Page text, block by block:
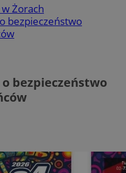
Żorach
bezpieczeństwo
o bezpieczeństwo